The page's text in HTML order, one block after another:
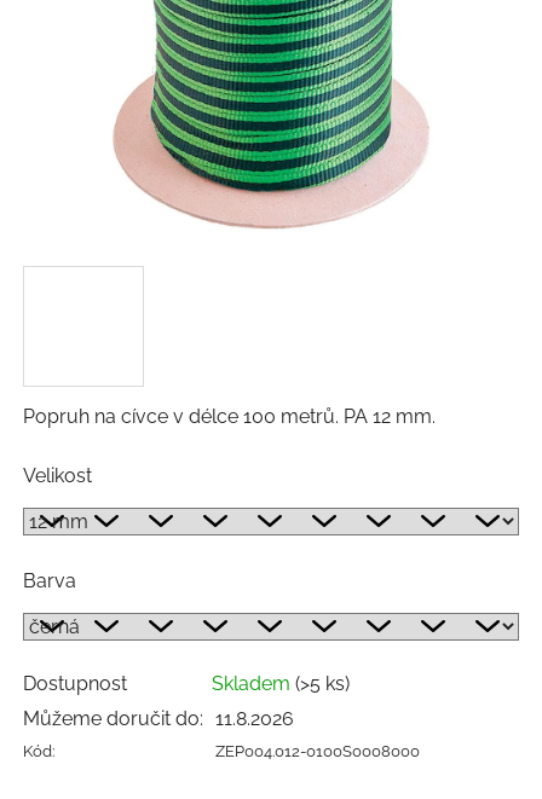
Popruh na cívce v délce 100 metrů. PA 12 mm.
Velikost
Barva
Dostupnost Skladem (>5 ks)
Můžeme doručit do: 11.8.2026
Kód: ZEP004.012-0100S0008000